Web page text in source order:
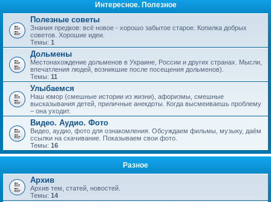
Интересное. Полезное
Полезные советы
Знания предков: всё новое - хорошо забытое старое. Копилка добрых
советов. Хорошие идеи.
Темы: 1
Дольмены
Местонахождение дольменов в Украине, России и других странах. Мысли,
впечатления людей, возникшие после посещения дольменов).
Темы: 11
Улыбаемся
Наш юмор (смешные истории из жизни), афоризмы, смешные
высказывания детей, приличные анекдоты. Когда высмеиваешь проблему
– она уходит.
Видео. Аудио. Фото
Видео, аудио, фото для ознакомления. Обсуждаем фильмы, музыку, даём
ссылки на скачивание. Показываем свои фото.
Темы: 16
Разное
Архив
Архив тем, статей, новостей.
Темы: 14